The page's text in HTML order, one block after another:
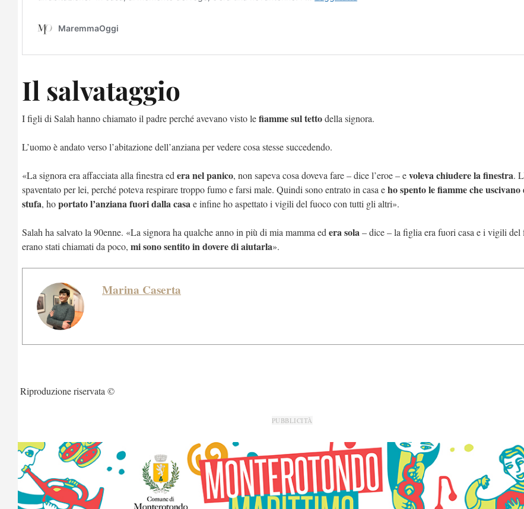
Il salvataggio
I figli di Salah hanno chiamato il padre perché avevano visto lefiamme sul tettodella signora.
L’uomo è andato verso l’abitazione dell’anziana per vedere cosa stesse succedendo.
«La signora era affacciata alla finestra ed era nel panico, non sapeva cosa doveva fare – dice l’eroe – evoleva chiudere la finestra.
spaventato per lei, perché poteva respirare troppo fumo e farsi male. Quindi sono entrato in casa eho spento le fiamme che uscivano
stufa, hoportato l’anziana fuori dalla casae infine ho aspettato i vigili del fuoco con tutti gli altri».
Salah ha salvato la 90enne. «La signora ha qualche anno in più di mia mamma ed era sola– dice – la figlia era fuori casa e i vigili del
erano stati chiamati da poco, mi sono sentito in dovere di aiutarla».
Marina Caserta
Riproduzione riservata ©
PUBBLICITÀ